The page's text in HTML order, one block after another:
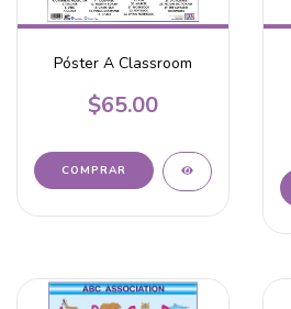
Póster A Classroom
$65.00